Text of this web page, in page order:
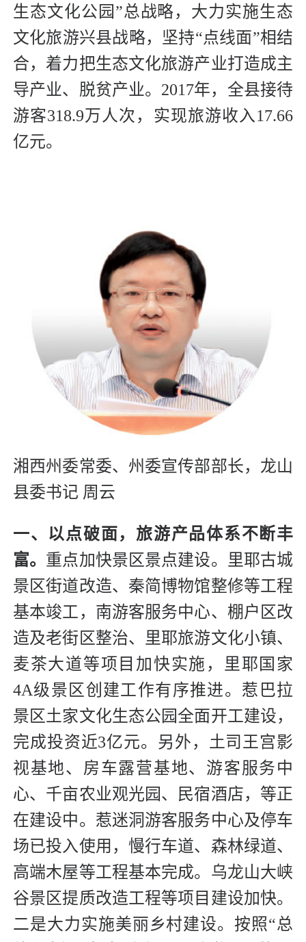
生态文化公园”总战略，大力实施生态
文化旅游兴县战略，坚持“点线面”相结
合，着力把生态文化旅游产业打造成主
导产业、脱贫产业。2017年，全县接待
游客318.9万人次，实现旅游收入17.66
亿元。
湘西州委常委、州委宣传部部长，龙山
县委书记 周云
一、以点破面，旅游产品体系不断丰
富。 重点加快景区景点建设。里耶古城
景区街道改造、秦简博物馆整修等工程
基本竣工，南游客服务中心、棚户区改
造及老街区整治、里耶旅游文化小镇、
麦茶大道等项目加快实施，里耶国家
4A级景区创建工作有序推进。惹巴拉
景区土家文化生态公园全面开工建设，
完成投资近3亿元。另外，土司王宫影
视基地、房车露营基地、游客服务中
心、千亩农业观光园、民宿酒店，等正
在建设中。惹迷洞游客服务中心及停车
场已投入使用，慢行车道、森林绿道、
高端木屋等工程基本完成。乌龙山大峡
谷景区提质改造工程等项目建设加快。
二是大力实施美丽乡村建设。按照“总